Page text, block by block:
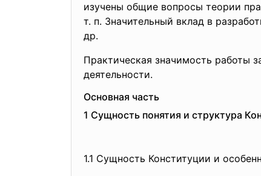
изучены общие вопросы теории
т. п. Значительный вклад в
др.
Практическая значимость работы
деятельности.
Основная часть
1 Сущность понятия и структура
1.1 Сущность Конституции и